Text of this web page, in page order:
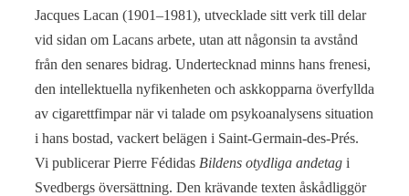
Jacques Lacan (1901–1981), utvecklade sitt verk till delar
vid sidan om Lacans arbete, utan att någonsin ta avstånd
från den senares bidrag. Undertecknad minns hans frenesi,
den intellektuella nyfikenheten och askkopparna överfyllda
av cigarettfimpar när vi talade om psykoanalysens situation
i hans bostad, vackert belägen i Saint-Germain-des-Prés.
Vi publicerar Pierre Fédidas Bildens otydliga andetag i
Svedbergs översättning. Den krävande texten åskådliggör